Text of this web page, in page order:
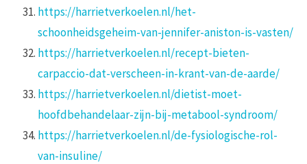
https://harrietverkoelen.nl/het-
schoonheidsgeheim-van-jennifer-aniston-is-vasten/
https://harrietverkoelen.nl/recept-bieten-
carpaccio-dat-verscheen-in-krant-van-de-aarde/
https://harrietverkoelen.nl/dietist-moet-
hoofdbehandelaar-zijn-bij-metabool-syndroom/
https://harrietverkoelen.nl/de-fysiologische-rol-
van-insuline/